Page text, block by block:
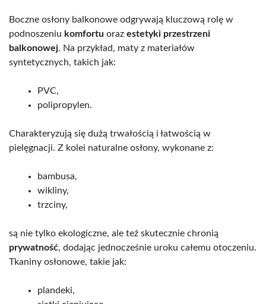
Boczne osłony balkonowe odgrywają kluczową rolę w
podnoszeniu komfortu oraz estetyki przestrzeni
balkonowej. Na przykład, maty z materiałów
syntetycznych, takich jak:
PVC,
polipropylen.
Charakteryzują się dużą trwałością i łatwością w
pielęgnacji. Z kolei naturalne osłony, wykonane z:
bambusa,
wikliny,
trzciny,
są nie tylko ekologiczne, ale też skutecznie chronią
prywatność, dodając jednocześnie uroku całemu otoczeniu.
Tkaniny osłonowe, takie jak:
plandeki,